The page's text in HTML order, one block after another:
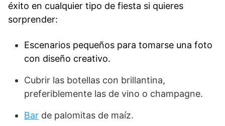
éxito en cualquier tipo de fiesta si quieres
sorprender:
Escenarios pequeños para tomarse una foto
con diseño creativo.
Cubrir las botellas con brillantina,
preferiblemente las de vino o champagne.
Bar de palomitas de maíz.